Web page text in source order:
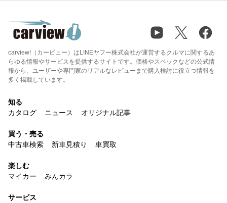
carview!（カービュー）はLINEヤフー株式会社が運営するクルマに関するあ
らゆる情報やサービスを提供するサイトです。価格やスペックなどの公式情
報から、ユーザーや専門家のリアルなレビューまで購入検討に役立つ情報を
多く掲載しています。
知る
カタログ
ニュース オリジナル記事
買う・売る
中古車検索
新車見積り 車買取
楽しむ
マイカー
みんカラ
サービス